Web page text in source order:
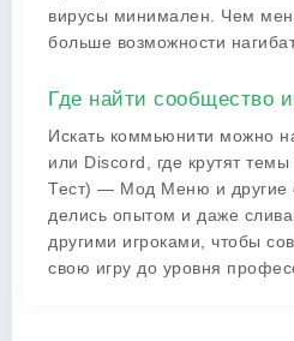
вирусы минимален. Чем
больше возможности
Где найти сообщество
Искать коммьюнити можно
или Discord, где крутят
Тест) — Мод Меню и другие
делись опытом и даже
другими игроками, чтобы
свою игру до уровня